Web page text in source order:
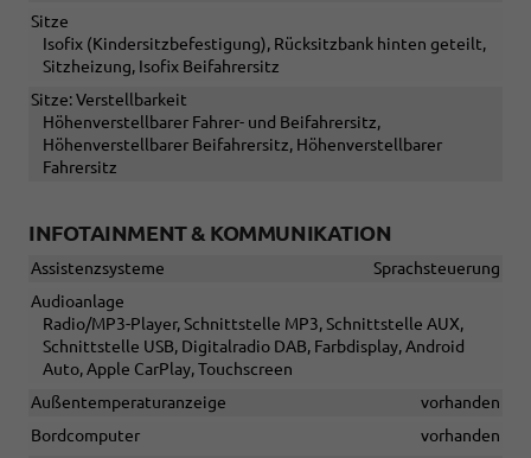
Sitze
Isofix (Kindersitzbefestigung), Rücksitzbank hinten geteilt,
Sitzheizung, Isofix Beifahrersitz
Sitze: Verstellbarkeit
Höhenverstellbarer Fahrer- und Beifahrersitz,
Höhenverstellbarer Beifahrersitz, Höhenverstellbarer
Fahrersitz
INFOTAINMENT & KOMMUNIKATION
Assistenzsysteme
Sprachsteuerung
Audioanlage
Radio/MP3-Player, Schnittstelle MP3, Schnittstelle AUX,
Schnittstelle USB, Digitalradio DAB, Farbdisplay, Android
Auto, Apple CarPlay, Touchscreen
Außentemperaturanzeige
vorhanden
Bordcomputer
vorhanden